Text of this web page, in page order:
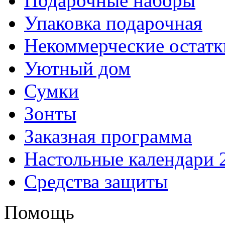
Упаковка подарочная
Некоммерческие
Уютный дом
Сумки
Зонты
Заказная программа
Настольные календари
Средства защиты
Помощь